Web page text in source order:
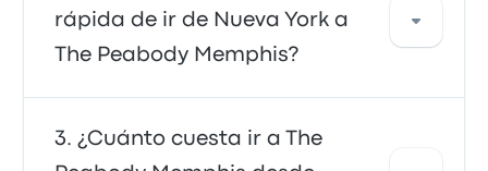
tu destino. También puedes ir en taxi o utilizar
un servicio de transporte compartido.
rápida de ir de Nueva York a
The Peabody Memphis?
La forma más rápida de viajar desde y hacia
The Peabody Memphis es en tren, que ofrece
¿Cuánto cuesta ir a The